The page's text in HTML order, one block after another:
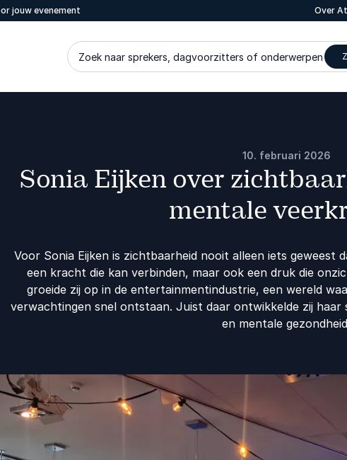
jouw evenement Over
Zoek naar sprekers, dagvoorzitters of onderwerpen
10. februari 2026
Sonia Eijken over
mentale
Voor Sonia Eijken is zichtbaarheid nooit alleen iets geweest
een kracht die kan verbinden, maar ook een druk die
groeide zij op in de entertainmentindustrie, een wereld
verwachtingen snel ontstaan. Juist daar ontwikkelde zij
en mentale